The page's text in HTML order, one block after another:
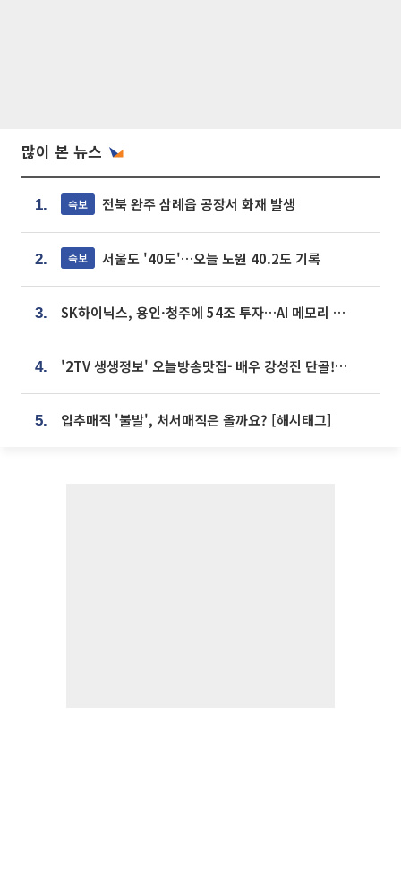
많이 본 뉴스
1. 속보 전북 완주 삼례읍 공장서 화재 발생
2. 속보 서울도 '40도'…오늘 노원 40.2도 기록
3. SK하이닉스, 용인·청주에 54조 투자…AI 메모리 생산기지 키운다
4. '2TV 생생정보' 오늘방송맛집- 배우 강성진 단골! 쌀국수ㆍ푸팟퐁 커리 맛집 '블○○○'
5. 입추매직 '불발', 처서매직은 올까요? [해시태그]